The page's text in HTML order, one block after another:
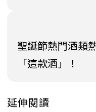
聖誕節熱門酒類
「這款酒」！
延伸閱讀